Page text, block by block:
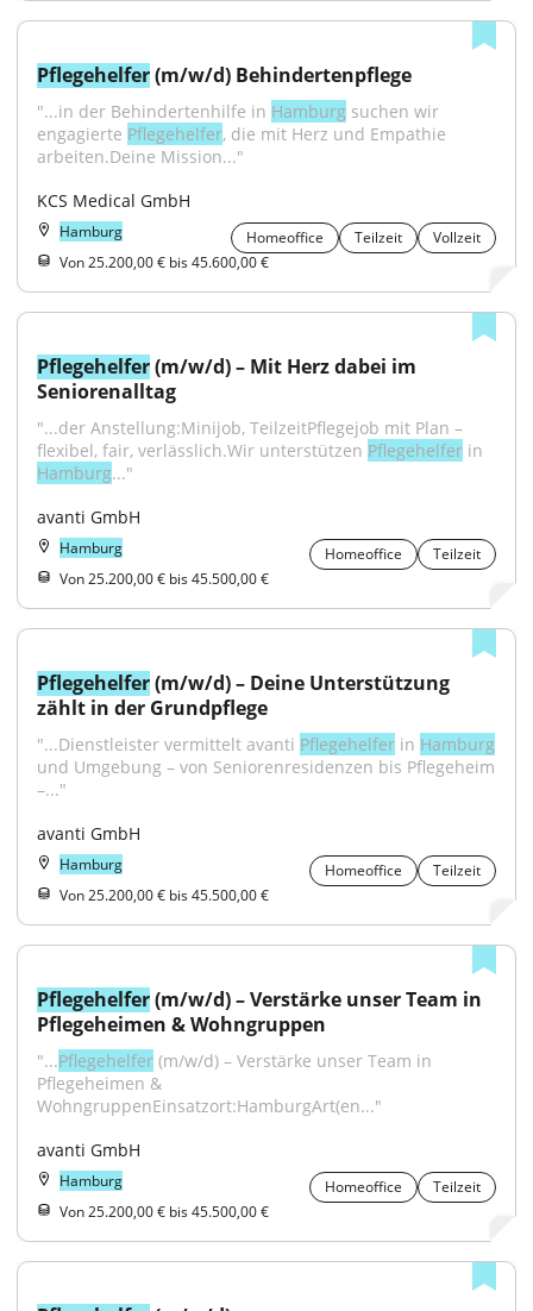
Pflegehelfer (m/w/d) Behindertenpflege
"...in der Behindertenhilfe in Hamburg suchen wir
engagierte Pflegehelfer, die mit Herz und Empathie
arbeiten.Deine Mission..."
KCS Medical GmbH
Hamburg Homeoffice Teilzeit
Vollzeit
Von 25.200,00 € bis 45.600,00 €
Pflegehelfer (m/w/d) – Mit Herz dabei im
Seniorenalltag
"...der Anstellung:Minijob, TeilzeitPflegejob mit Plan –
flexibel, fair, verlässlich.Wir unterstützen Pflegehelfer
Hamburg..."
avanti GmbH
Hamburg Homeoffice
Teilzeit
Von 25.200,00 € bis 45.500,00 €
Pflegehelfer (m/w/d) – Deine Unterstützung
zählt in der Grundpflege
"...Dienstleister vermittelt avanti Pflegehelfer in Hamburg
und Umgebung – von Seniorenresidenzen bis Pflegeheim
–..."
avanti GmbH
Hamburg Homeoffice
Teilzeit
Von 25.200,00 € bis 45.500,00 €
Pflegehelfer (m/w/d) – Verstärke unser Team in
Pflegeheimen & Wohngruppen
"...Pflegehelfer (m/w/d) – Verstärke unser Team in
Pflegeheimen &
WohngruppenEinsatzort:HamburgArt(en..."
avanti GmbH
Hamburg Homeoffice
Teilzeit
Von 25.200,00 € bis 45.500,00 €